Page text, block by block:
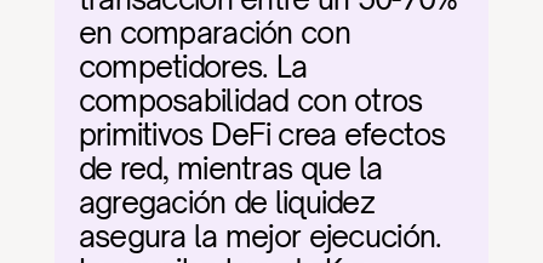
en comparación con
competidores. La
composabilidad con otros
primitivos DeFi crea efectos
de red, mientras que la
agregación de liquidez
asegura la mejor ejecución.